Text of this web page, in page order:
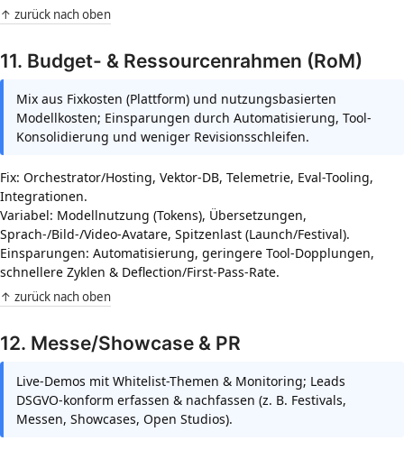
↑ zurück nach oben
11. Budget- & Ressourcenrahmen (RoM)
Mix aus Fixkosten (Plattform) und nutzungsbasierten
Modellkosten; Einsparungen durch Automatisierung, Tool-
Konsolidierung und weniger Revisionsschleifen.
Fix: Orchestrator/Hosting, Vektor-DB, Telemetrie, Eval-Tooling,
Integrationen.
Variabel: Modellnutzung (Tokens), Übersetzungen,
Sprach-/Bild-/Video-Avatare, Spitzenlast (Launch/Festival).
Einsparungen: Automatisierung, geringere Tool-Dopplungen,
schnellere Zyklen & Deflection/First-Pass-Rate.
↑ zurück nach oben
12. Messe/Showcase & PR
Live-Demos mit Whitelist-Themen & Monitoring; Leads
DSGVO-konform erfassen & nachfassen (z. B. Festivals,
Messen, Showcases, Open Studios).